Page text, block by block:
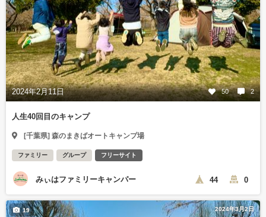
2024年2月11日 50 2
人生40回目のキャンプ
[千葉県] 森のまきばオートキャンプ場
ファミリー グループ フリーサイト
みぃはファミリーキャンパー 44 0
2024年3月2日
19